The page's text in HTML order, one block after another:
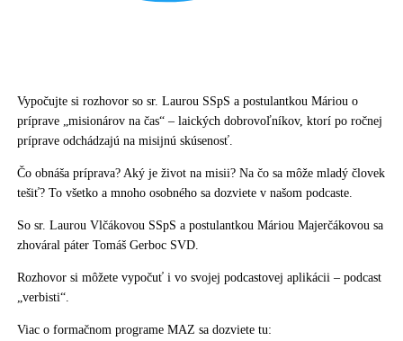
Vypočujte si rozhovor so sr. Laurou SSpS a postulantkou Máriou o
príprave „misionárov na čas“ – laických dobrovoľníkov, ktorí po ročnej
príprave odchádzajú na misijnú skúsenosť.
Čo obnáša príprava? Aký je život na misii? Na čo sa môže mladý človek
tešiť? To všetko a mnoho osobného sa dozviete v našom podcaste.
So sr. Laurou Vlčákovou SSpS a postulantkou Máriou Majerčákovou sa
zhováral páter Tomáš Gerboc SVD.
Rozhovor si môžete vypočuť i vo svojej podcastovej aplikácii – podcast
„verbisti“.
Viac o formačnom programe MAZ sa dozviete tu: